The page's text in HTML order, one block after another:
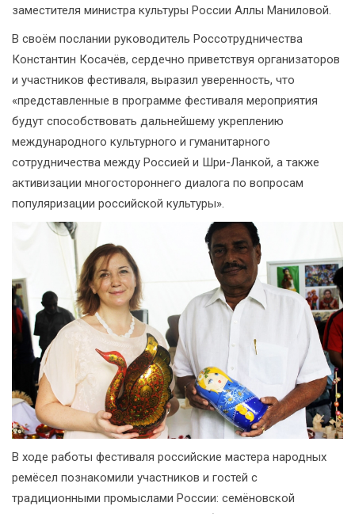
заместителя министра культуры России Аллы Маниловой.
В своём послании руководитель Россотрудничества
Константин Косачёв, сердечно приветствуя организаторов
и участников фестиваля, выразил уверенность, что
«представленные в программе фестиваля мероприятия
будут способствовать дальнейшему укреплению
международного культурного и гуманитарного
сотрудничества между Россией и Шри-Ланкой, а также
активизации многостороннего диалога по вопросам
популяризации российской культуры».
В ходе работы фестиваля российские мастера народных
ремёсел познакомили участников и гостей с
традиционными промыслами России: семёновской